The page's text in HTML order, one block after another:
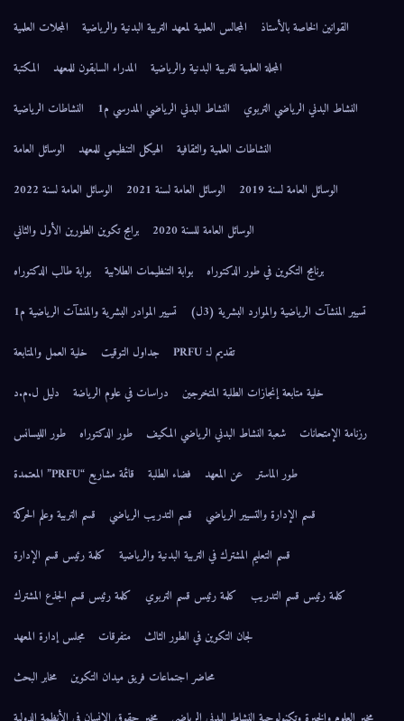
القوانين الخاصة بالأستاذ
المجالس العلمية لمعهد التربية البدنية والرياضية
المجلات العلمية
المجلة العلمية للتربية البدنية والرياضية
المدراء السابقون للمعهد
المكتبة
النشاط البدني الرياضي التربوي
النشاط البدني الرياضي المدرسي م1
النشاطات الرياضية
النشاطات العلمية والثقافية
الهيكل التنظيمي للمعهد
الوسائل العامة
الوسائل العامة لسنة 2019
الوسائل العامة لسنة 2021
الوسائل العامة لسنة 2022
الوسائل العامة للسنة 2020
برامج تكوين الطورين الأول والثاني
برنامج التكوين في طور الدكتوراه
بوابة التنظيمات الطلابية
بوابة طالب الدكتوراه
تسيير المنشآت الرياضية والموارد البشرية (3ل)
تسيير الموادر البشرية والمنشآت الرياضية م1
تقديم لـ: PRFU
جداول التوقيت
خلية العمل والمتابعة
خلية متابعة إنجازات الطلبة المتخرجين
دراسات في علوم الرياضة
دليل ل.م.د
رزنامة الإمتحانات
شعبة النشاط البدني الرياضي المكيف طور الدكتوراه
طور الليسانس
طور الماستر
عن المعهد فضاء الطلبة
قائمة مشاريع “PRFU” المعتمدة
قسم الإدارة والتسيير الرياضي
قسم التدريب الرياضي
قسم التربية وعلم الحركة
قسم التعليم المشترك في التربية البدنية والرياضية
كلمة رئيس قسم الإدارة
كلمة رئيس قسم التدريب
كلمة رئيس قسم التربوي
كلمة رئيس قسم الجذع المشترك
لجان التكوين في الطور الثالث
متفرقات
مجلس إدارة المعهد
محاضر اجتماعات فريق ميدان التكوين
مخابر البحث